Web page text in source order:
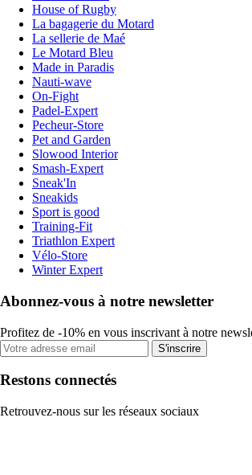
House of Rugby
La bagagerie du Motard
La sellerie de Maé
Le Motard Bleu
Made in Paradis
Nauti-wave
On-Fight
Padel-Expert
Pecheur-Store
Pet and Garden
Slowood Interior
Smash-Expert
Sneak'In
Sneakids
Sport is good
Training-Fit
Triathlon Expert
Vélo-Store
Winter Expert
Abonnez-vous à notre newsletter
Profitez de -10% en vous inscrivant à notre
S'inscrire
Restons connectés
Retrouvez-nous sur les réseaux sociaux